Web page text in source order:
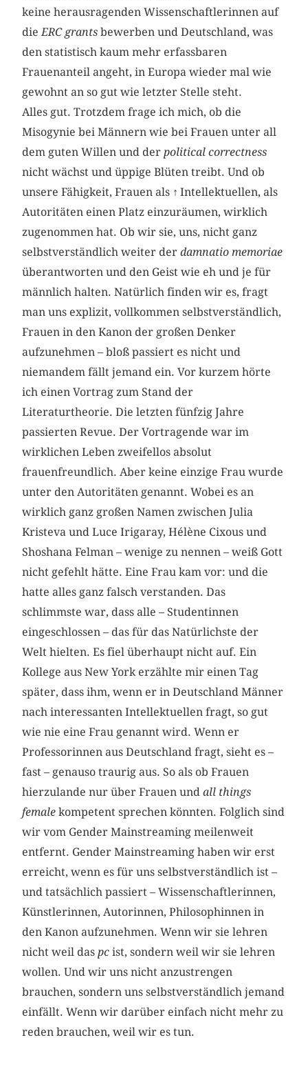
keine herausragenden Wissenschaftlerinnen auf
dieERC grants bewerben und Deutschland, was
den statistisch kaum mehr erfassbaren
Frauenanteil angeht, in Europa wieder mal wie
gewohnt an so gut wie letzter Stelle steht.
Alles gut. Trotzdem frage ich mich, ob die
Misogynie bei Männern wie bei Frauen unter all
dem guten Willen und derpolitical correctness
nicht wächst und üppige Blüten treibt. Und ob
unsere Fähigkeit, Frauen als ↑Intellektuellen, als
Autoritäten einen Platz einzuräumen, wirklich
zugenommen hat. Ob wir sie, uns, nicht ganz
selbstverständlich weiter derdamnatio memoriae
überantworten und den Geist wie eh und je für
männlich halten. Natürlich finden wir es, fragt
man uns explizit, vollkommen selbstverständlich,
Frauen in den Kanon der großen Denker
aufzunehmen – bloß passiert es nicht und
niemandem fällt jemand ein. Vor kurzem hörte
ich einen Vortrag zum Stand der
Literaturtheorie. Die letzten fünfzig Jahre
passierten Revue. Der Vortragende war im
wirklichen Leben zweifellos absolut
frauenfreundlich. Aber keine einzige Frau wurde
unter den Autoritäten genannt. Wobei es an
wirklich ganz großen Namen zwischen Julia
Kristeva und Luce Irigaray, Hélène Cixous und
Shoshana Felman – wenige zu nennen – weiß Gott
nicht gefehlt hätte. Eine Frau kam vor: und die
hatte alles ganz falsch verstanden. Das
schlimmste war, dass alle – Studentinnen
eingeschlossen – das für das Natürlichste der
Welt hielten. Es fiel überhaupt nicht auf. Ein
Kollege aus New York erzählte mir einen Tag
später, dass ihm, wenn er in Deutschland Männer
nach interessanten Intellektuellen fragt, so gut
wie nie eine Frau genannt wird. Wenn er
Professorinnen aus Deutschland fragt, sieht es –
fast – genauso traurig aus. So als ob Frauen
hierzulande nur über Frauen undall things
female kompetent sprechen könnten. Folglich sind
wir vom Gender Mainstreaming meilenweit
entfernt. Gender Mainstreaming haben wir erst
erreicht, wenn es für uns selbstverständlich ist –
und tatsächlich passiert – Wissenschaftlerinnen,
Künstlerinnen, Autorinnen, Philosophinnen in
den Kanon aufzunehmen. Wenn wir sie lehren
nicht weil daspc ist, sondern weil wir sie lehren
wollen. Und wir uns nicht anzustrengen
brauchen, sondern uns selbstverständlich jemand
einfällt. Wenn wir darüber einfach nicht mehr zu
reden brauchen, weil wir es tun.